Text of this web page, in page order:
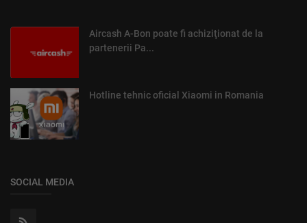
Aircash A-Bon poate fi achiziţionat de la
partenerii Pa...
Hotline tehnic oficial Xiaomi in Romania
SOCIAL MEDIA